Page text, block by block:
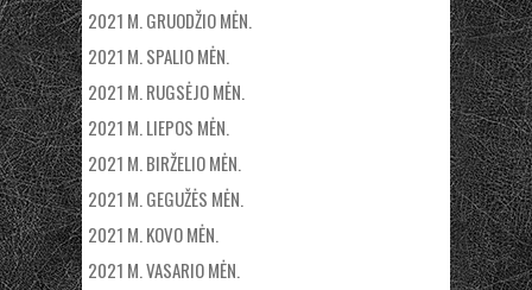
2021 M. GRUODŽIO MĖN.
2021 M. SPALIO MĖN.
2021 M. RUGSĖJO MĖN.
2021 M. LIEPOS MĖN.
2021 M. BIRŽELIO MĖN.
2021 M. GEGUŽĖS MĖN.
2021 M. KOVO MĖN.
2021 M. VASARIO MĖN.